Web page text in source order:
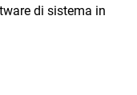
di sistema in